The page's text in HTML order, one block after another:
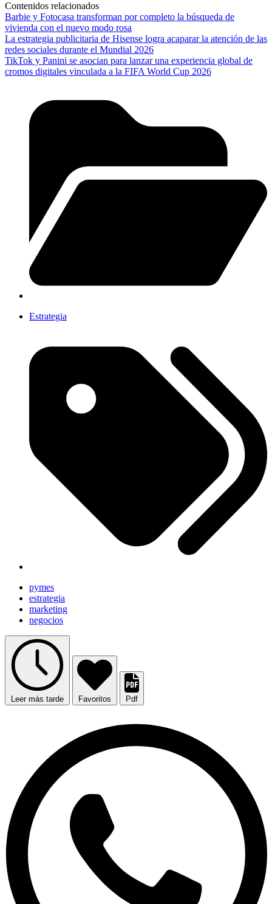
Contenidos relacionados
Barbie y Fotocasa transforman por completo la búsqueda de
vivienda con el nuevo modo rosa
La estrategia publicitaria de Hisense logra acaparar la atención de las
redes sociales durante el Mundial 2026
TikTok y Panini se asocian para lanzar una experiencia global de
cromos digitales vinculada a la FIFA World Cup 2026
Estrategia
pymes
estrategia
marketing
negocios
Leer más tarde Favoritos Pdf